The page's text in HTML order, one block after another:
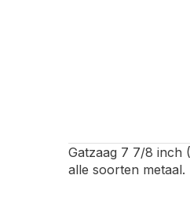
Gatzaag 7 7/8 inch
alle soorten